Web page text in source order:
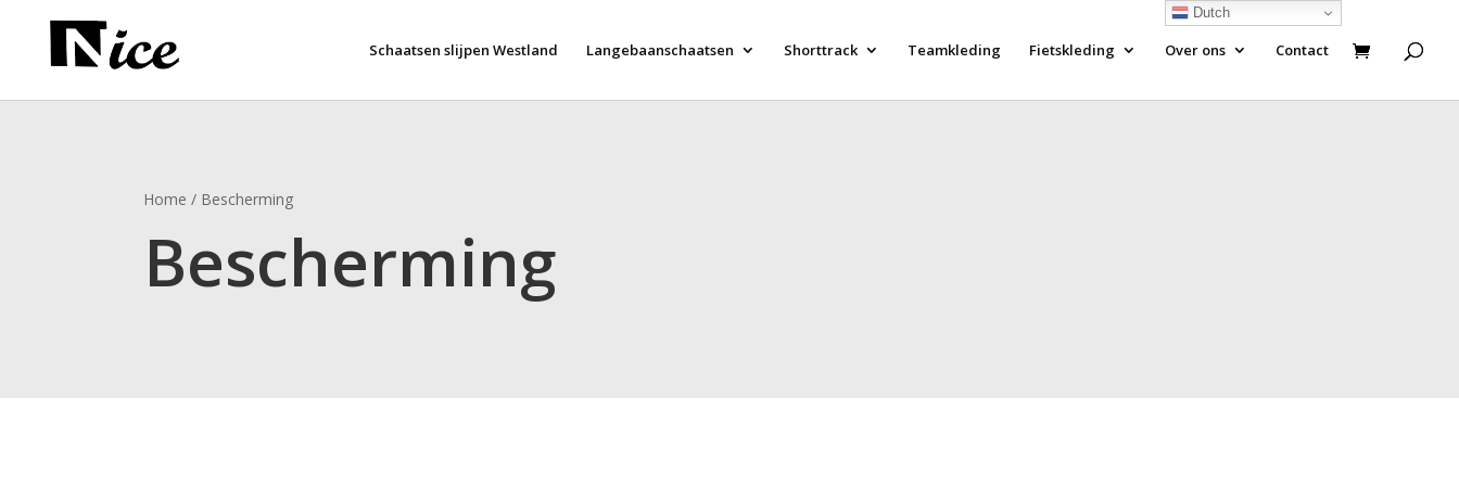
Schaatsen slijpen Westland Langebaanschaatsen Shorttrack Teamkleding Fietskleding Over ons Contact
Home / Bescherming
Bescherming
Dutch